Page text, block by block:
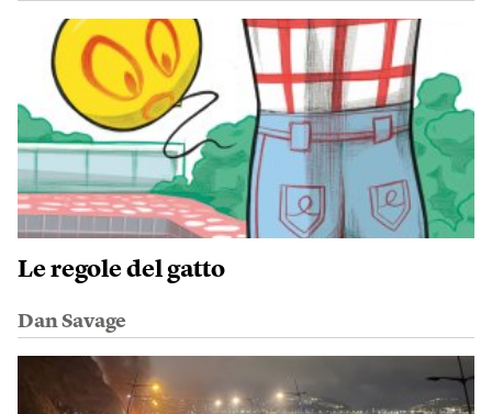
Le regole del gatto
Dan Savage